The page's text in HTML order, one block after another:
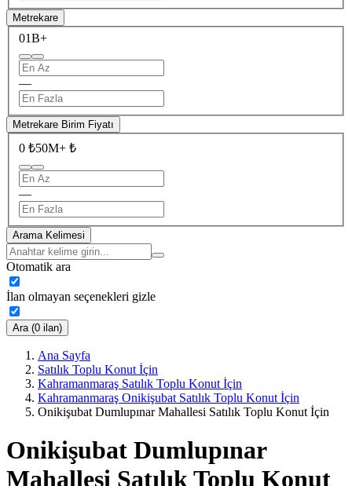
Metrekare
01B+
—
Metrekare Birim Fiyatı
0 ₺50M+ ₺
—
Arama Kelimesi
Otomatik ara
İlan olmayan seçenekleri gizle
Ara (0 ilan)
Ana Sayfa
Satılık Toplu Konut İçin
Kahramanmaraş Satılık Toplu Konut İçin
Kahramanmaraş Onikişubat Satılık Toplu Konut İçin
Onikişubat Dumlupınar Mahallesi Satılık Toplu Konut İçin
Onikişubat Dumlupınar
Mahallesi Satılık Toplu Konut